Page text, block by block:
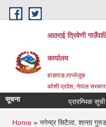
Skip to main content
आठराई त्रिवेणी
कार्यालय
हाङपाङ,ताप्लेजुङ
कोशी प्रदेश, नेपाल सरकार
सूचना प्रारम्भिक सूची
Home» नगेन्द्र सिटैला, शान्ता